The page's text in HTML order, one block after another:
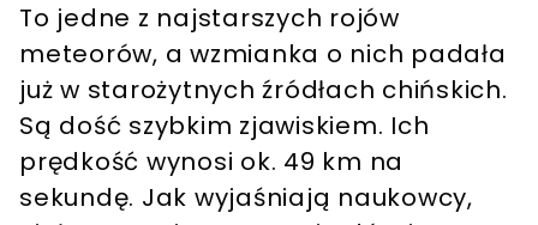
To jedne z najstarszych rojów
meteorów, a wzmianka o nich padała
już w starożytnych źródłach chińskich.
Są dość szybkim zjawiskiem. Ich
prędkość wynosi ok. 49 km na
sekundę. Jak wyjaśniają naukowcy,